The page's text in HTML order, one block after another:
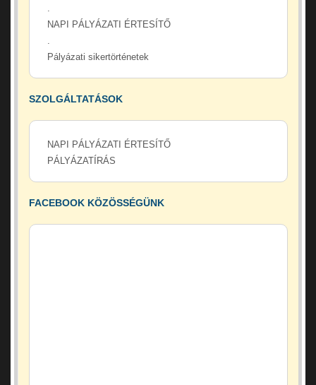
.
NAPI PÁLYÁZATI ÉRTESÍTŐ
.
Pályázati sikertörténetek
SZOLGÁLTATÁSOK
NAPI PÁLYÁZATI ÉRTESÍTŐ
PÁLYÁZATÍRÁS
FACEBOOK KÖZÖSSÉGÜNK